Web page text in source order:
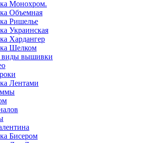
Монохром.
Объемная
Ришелье
Украинская
Хардангер
Шелком
виды вышивки
Лентами
Бисером